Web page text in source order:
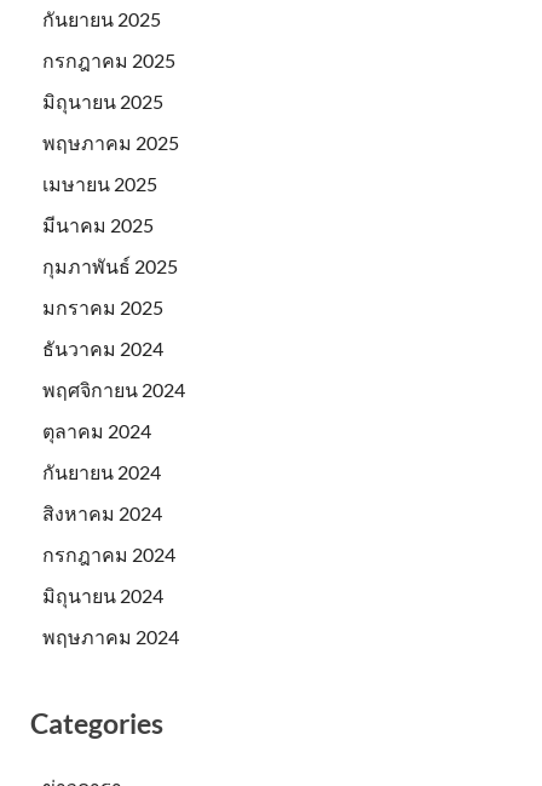
กันยายน 2025
กรกฎาคม 2025
มิถุนายน 2025
พฤษภาคม 2025
เมษายน 2025
มีนาคม 2025
กุมภาพันธ์ 2025
มกราคม 2025
ธันวาคม 2024
พฤศจิกายน 2024
ตุลาคม 2024
กันยายน 2024
สิงหาคม 2024
กรกฎาคม 2024
มิถุนายน 2024
พฤษภาคม 2024
Categories